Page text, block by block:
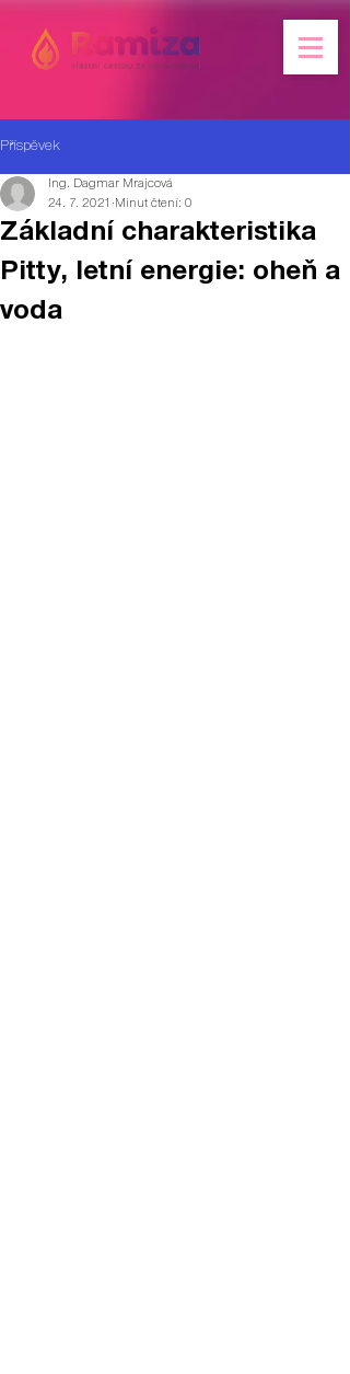
Příspěvek
Základní charakteristika
Pitty, letní energie: oheň a
voda
Ing. Dagmar Mrajcová
24. 7. 2021
Minut čtení: 0